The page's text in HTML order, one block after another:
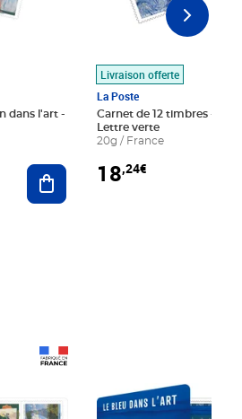
dans l'art -
Ajouter au panier
Livraison offerte
La Poste
Carnet de 12 timbres - Le
Lettre verte
20g / France
18,24€